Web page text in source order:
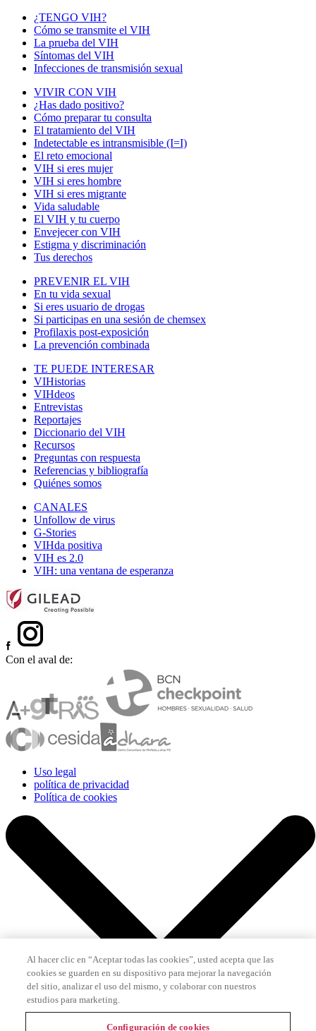
¿TENGO VIH?
Cómo se transmite el VIH
La prueba del VIH
Síntomas del VIH
Infecciones de transmisión sexual
VIVIR CON VIH
¿Has dado positivo?
Cómo preparar tu consulta
El tratamiento del VIH
Indetectable es intransmisible (I=I)
El reto emocional
VIH si eres mujer
VIH si eres hombre
VIH si eres migrante
Vida saludable
El VIH y tu cuerpo
Envejecer con VIH
Estigma y discriminación
Tus derechos
PREVENIR EL VIH
En tu vida sexual
Si eres usuario de drogas
Si participas en una sesión de chemsex
Profilaxis post-exposición
La prevención combinada
TE PUEDE INTERESAR
VIHistorias
VIHdeos
Entrevistas
Reportajes
Diccionario del VIH
Recursos
Preguntas con respuesta
Referencias y bibliografía
Quiénes somos
CANALES
Unfollow de virus
G-Stories
VIHda positiva
VIH es 2.0
VIH: una ventana de esperanza
Con el aval de:
Uso legal
política de privacidad
Política de cookies
Al hacer clic en “Aceptar todas las cookies”, usted acepta que las
cookies se guarden en su dispositivo para mejorar la navegación
del sitio, analizar el uso del mismo, y colaborar con nuestros
estudios para marketing.
Configuración de cookies